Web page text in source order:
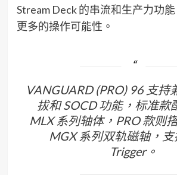
Stream Deck 的串流和生产力功
更多的操作可能性。
VANGUARD (PRO) 96 支持
拔和 SOCD 功能，标准款
MLX 系列轴体，PRO 款则
MGX 系列双轨磁轴，支
Trigger。